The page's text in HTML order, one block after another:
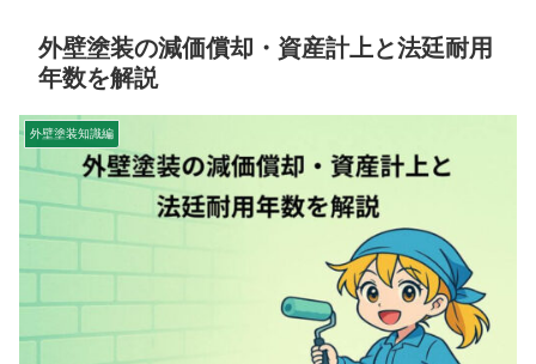
外壁塗装の減価償却・資産計上と法廷耐用
年数を解説
外壁塗装知識編